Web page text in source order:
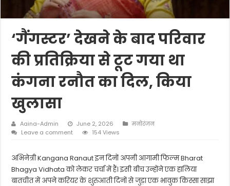
‘गैंगस्टर’ देखने के बाद परिवार
की प्रतिक्रिया से टूट गया था
कंगना रनौत का दिल, किया
खुलासा
Aaina-Admin June 2, 2026
मनोरंजन
Leave a comment
154 Views
अभिनेत्रीKangana Ranautइन दिनों अपनी आगामी फिल्मBharat
Bhagya Vidhataको लेकर चर्चा में हैं। इसी बीच उन्होंने एक हालिया
बातचीत में अपने करियर के शुरुआती दिनों से जुड़ा एक भावुक किस्सा साझा